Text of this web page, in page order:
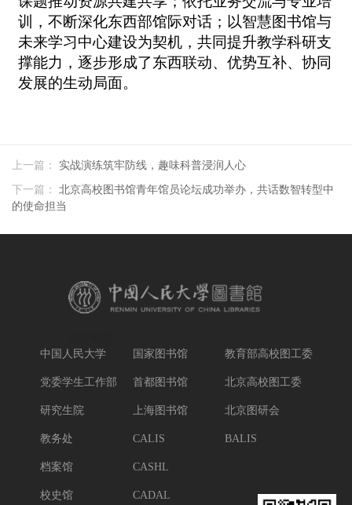
上一篇： 实战演练筑牢防线，趣味科普浸润人心
下一篇： 北京高校图书馆青年馆员论坛成功举办，共话数智转型中
的使命担当
中国人民大学
党委学生工作部
研究生院
教务处
档案馆
校史馆
国家图书馆
首都图书馆
上海图书馆
CALIS
CASHL
CADAL
教育部高校图工委
北京高校图工委
北京图研会
BALIS